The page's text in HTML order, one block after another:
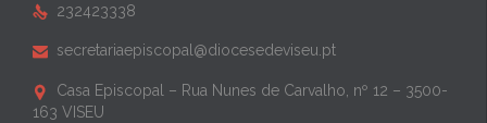
 232423338
 secretariaepiscopal@diocesedeviseu.pt

Casa Episcopal – Rua Nunes de Carvalho, nº 12 – 3500-
163 VISEU